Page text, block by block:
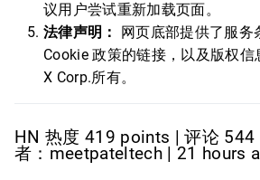
议用户尝试重新加载页面。
法律声明：
网页底部提供了服务
Cookie 政策的链接，以及版权
X Corp.所有。
HN 热度 419 points | 评论
者：meetpateltech | 21 hours